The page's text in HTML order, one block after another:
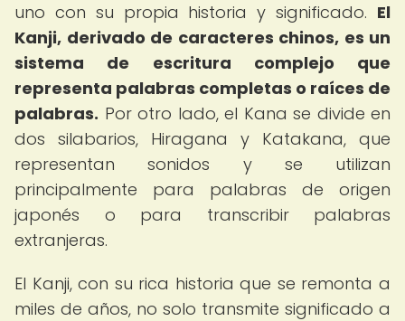
uno con su propia historia y significado. El
Kanji, derivado de caracteres chinos, es un
sistema de escritura complejo que
representa palabras completas o raíces de
palabras. Por otro lado, el Kana se divide en
dos silabarios, Hiragana y Katakana, que
representan sonidos y se utilizan
principalmente para palabras de origen
japonés o para transcribir palabras
extranjeras.
El Kanji, con su rica historia que se remonta a
miles de años, no solo transmite significado a